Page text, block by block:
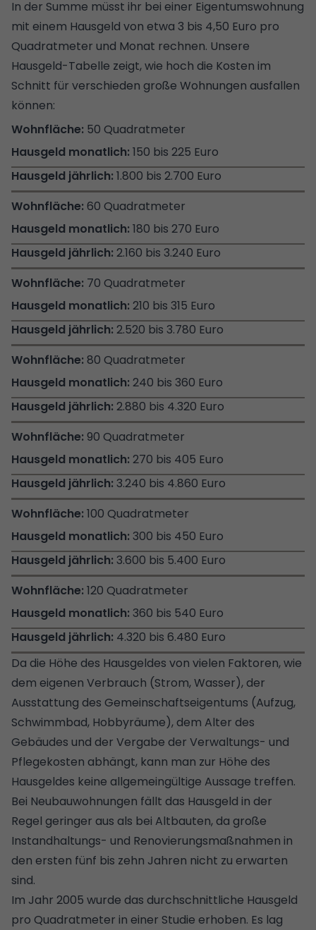
In der Summe müsst ihr bei einer Eigentumswohnung
mit einem Hausgeld von etwa 3 bis 4,50 Euro pro
Quadratmeter und Monat rechnen. Unsere
Hausgeld-Tabelle zeigt, wie hoch die Kosten im
Schnitt für verschieden große Wohnungen ausfallen
können:
50 Quadratmeter
150 bis 225 Euro
1.800 bis 2.700 Euro
60 Quadratmeter
180 bis 270 Euro
2.160 bis 3.240 Euro
70 Quadratmeter
210 bis 315 Euro
2.520 bis 3.780 Euro
80 Quadratmeter
240 bis 360 Euro
2.880 bis 4.320 Euro
90 Quadratmeter
270 bis 405 Euro
3.240 bis 4.860 Euro
100 Quadratmeter
300 bis 450 Euro
3.600 bis 5.400 Euro
120 Quadratmeter
360 bis 540 Euro
4.320 bis 6.480 Euro
Da die Höhe des Hausgeldes von vielen Faktoren, wie
dem eigenen Verbrauch (Strom, Wasser), der
Ausstattung des Gemeinschaftseigentums (Aufzug,
Schwimmbad, Hobbyräume), dem Alter des
Gebäudes und der Vergabe der Verwaltungs- und
Pflegekosten abhängt, kann man zur Höhe des
Hausgeldes keine allgemeingültige Aussage treffen.
Bei Neubauwohnungen fällt das Hausgeld in der
Regel geringer aus als bei Altbauten, da große
Instandhaltungs- und Renovierungsmaßnahmen in
den ersten fünf bis zehn Jahren nicht zu erwarten
sind.
Im Jahr 2005 wurde das durchschnittliche Hausgeld
pro Quadratmeter in einer Studie erhoben. Es lag